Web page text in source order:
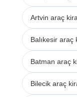
Artvin araç
Balıkesir araç
Batman araç
Bilecik araç